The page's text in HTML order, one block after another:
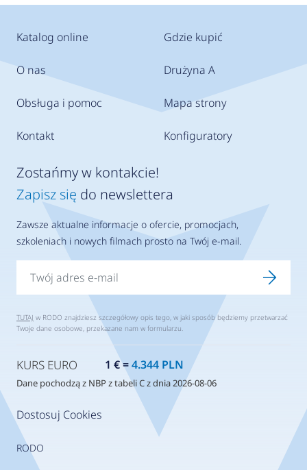
Katalog online
O nas
Obsługa i pomoc
Kontakt
Gdzie kupić
Drużyna A
Mapa strony
Konfiguratory
Dostosuj Cookies
RODO
Zostańmy w kontakcie!
Zapisz się do newslettera
Zawsze aktualne informacje o ofercie, promocjach,
szkoleniach i nowych filmach prosto na Twój e-mail.
TUTAJ w RODO znajdziesz szczegółowy opis tego, w jaki sposób będziemy przetwarzać
Twoje dane osobowe, przekazane nam w formularzu.
KURS EURO 1 € =4.344 PLN
Dane pochodzą z NBP z tabeli C z dnia 2026-08-06